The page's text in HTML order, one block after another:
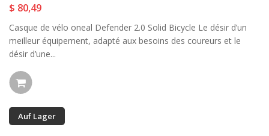
$ 80,49
Casque de vélo oneal Defender 2.0 Solid Bicycle Le désir d’un
meilleur équipement, adapté aux besoins des coureurs et le
désir d’une...
Auf Lager